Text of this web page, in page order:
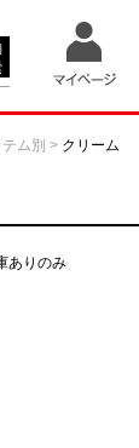
ム別 > クリーム
ありのみ